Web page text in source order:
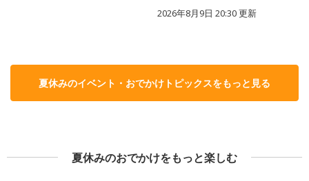
2026年8月9日 20:30更新
夏休みのイベント・おでかけトピックスをもっと見る
夏休みのおでかけをもっと楽しむ